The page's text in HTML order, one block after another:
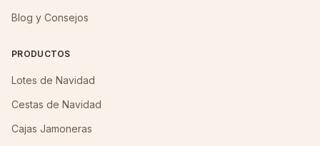
Blog y Consejos
PRODUCTOS
Lotes de Navidad
Cestas de Navidad
Cajas Jamoneras